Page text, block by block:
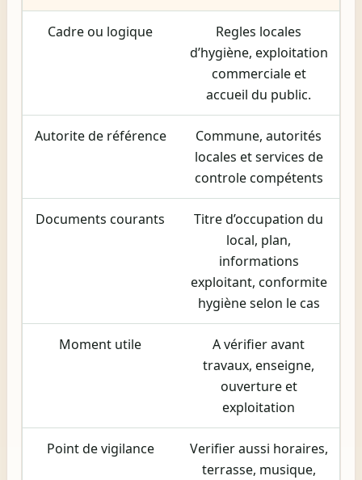
Cadre ou logique
Regles locales
d’hygiène, exploitation
commerciale et
accueil du public.
Autorite de référence
Commune, autorités
locales et services de
controle compétents
Documents courants
Titre d’occupation du
local, plan,
informations
exploitant, conformite
hygiène selon le cas
Moment utile
A vérifier avant
travaux, enseigne,
ouverture et
exploitation
Point de vigilance
Verifier aussi horaires,
terrasse, musique,